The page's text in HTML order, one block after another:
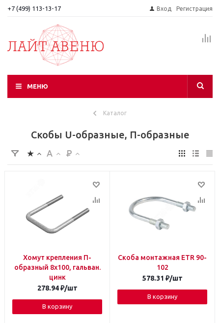
+7 (499) 113-13-17 Вход Регистрация
МЕНЮ
Каталог
Скобы U-образные, П-образные
Хомут крепления П-
образный 8х100, гальван.
цинк
278.94₽/шт
В корзину
Скоба монтажная ETR 90-
102
578.31 ₽/шт
В корзину